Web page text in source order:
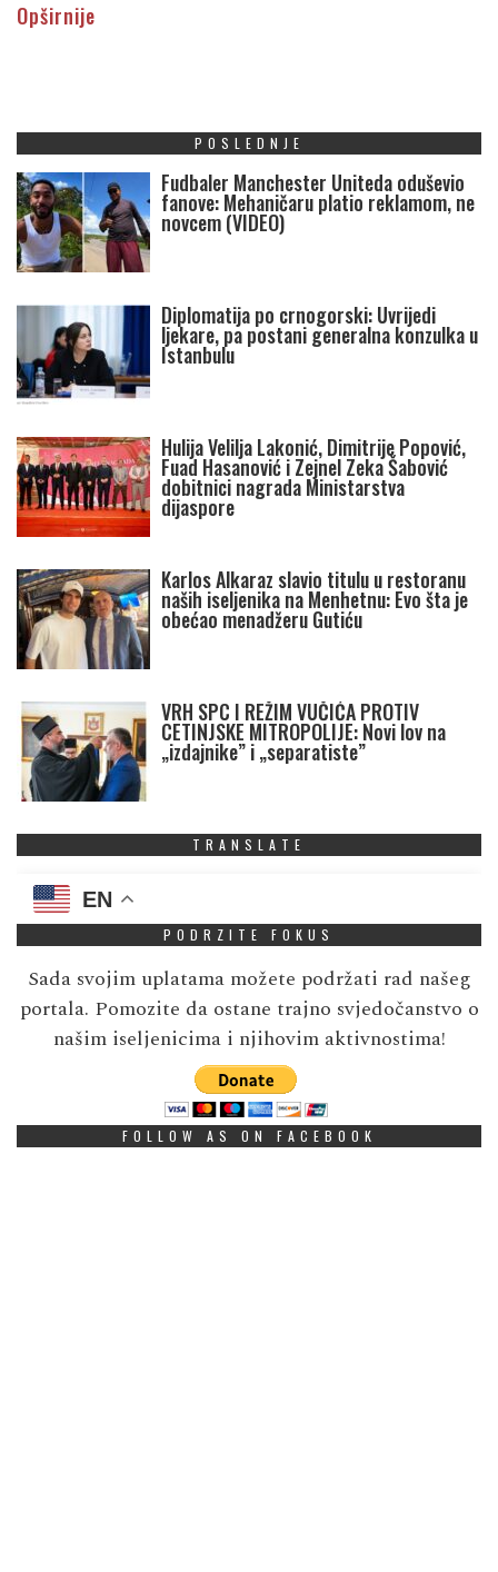
Opširnije
POSLEDNJE
Fudbaler Manchester Uniteda oduševio
fanove: Mehaničaru platio reklamom, ne
novcem (VIDEO)
Diplomatija po crnogorski: Uvrijedi
ljekare, pa postani generalna konzulka u
Istanbulu
Hulija Velilja Lakonić, Dimitrije Popović,
Fuad Hasanović i Zejnel Zeka Šabović
dobitnici nagrada Ministarstva
dijaspore
Karlos Alkaraz slavio titulu u restoranu
naših iseljenika na Menhetnu: Evo šta je
obećao menadžeru Gutiću
VRH SPC I REŽIM VUČIĆA PROTIV
CETINJSKE MITROPOLIJE: Novi lov na
„izdajnike” i „separatiste”
TRANSLATE
EN
PODRZITE FOKUS
Sada svojim uplatama možete podržati rad našeg
portala. Pomozite da ostane trajno svjedočanstvo o
našim iseljenicima i njihovim aktivnostima!
FOLLOW AS ON FACEBOOK